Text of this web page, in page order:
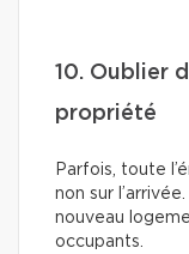
10. Oublier
propriété
Parfois, toute
non sur
nouveau
occupants.